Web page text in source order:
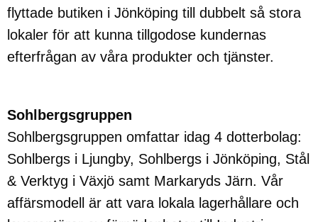
flyttade butiken i Jönköping till dubbelt så stora
lokaler för att kunna tillgodose kundernas
efterfrågan av våra produkter och tjänster.
Sohlbergsgruppen
Sohlbergsgruppen omfattar idag 4 dotterbolag:
Sohlbergs i Ljungby, Sohlbergs i Jönköping, Stål
& Verktyg i Växjö samt Markaryds Järn. Vår
affärsmodell är att vara lokala lagerhållare och